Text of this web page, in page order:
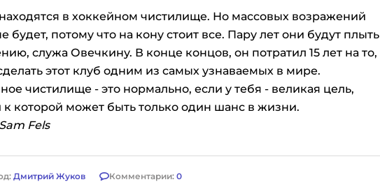
находятся в хоккейном чистилище. Но массовых возражений
будет, потому что на кону стоит все. Пару лет они будут плыть
служа Овечкину. В конце концов, он потратил 15 лет на то,
этот клуб одним из самых узнаваемых в мире.
чистилище - это нормально, если у тебя - великая цель,
к которой может быть только один шанс в жизни.
Fels
Дмитрий Жуков Комментарии: 0